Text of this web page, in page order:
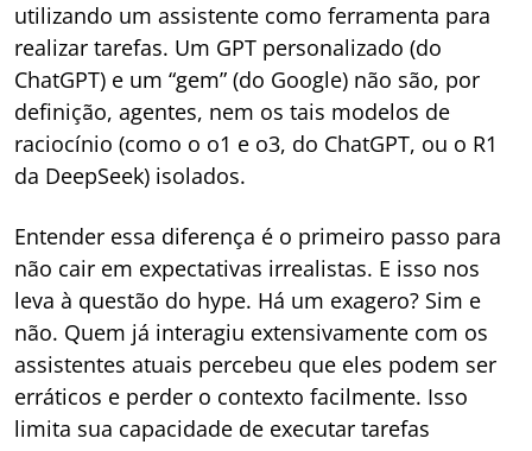
utilizando um assistente como ferramenta para
realizar tarefas. Um GPT personalizado (do
ChatGPT) e um “gem” (do Google) não são, por
definição, agentes, nem os tais modelos de
raciocínio (como o o1 e o3, do ChatGPT, ou o R1
da DeepSeek) isolados.
Entender essa diferença é o primeiro passo para
não cair em expectativas irrealistas. E isso nos
leva à questão do hype. Há um exagero? Sim e
não. Quem já interagiu extensivamente com os
assistentes atuais percebeu que eles podem ser
erráticos e perder o contexto facilmente. Isso
limita sua capacidade de executar tarefas